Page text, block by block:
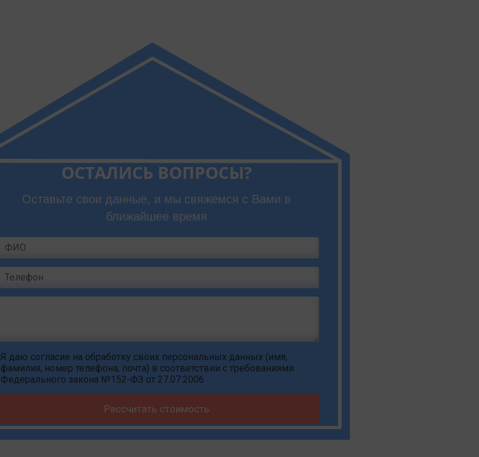
ОСТАЛИСЬ ВОПРОСЫ?
Оставьте свои данные, и мы свяжемся с Вами в
ближайшее время
Я даю согласие на обработку своих персональных данных (имя,
фамилия, номер телефона, почта) в соответствии с требованиями
Федерального закона №152-ФЗ от 27.07.2006
Рассчитать стоимость